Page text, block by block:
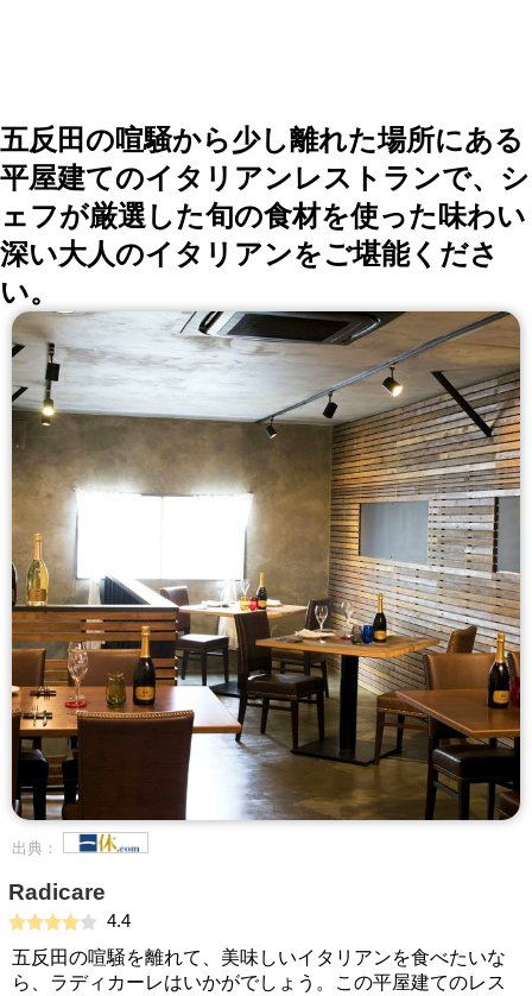
五反田の喧騒から少し離れた場所にある
平屋建てのイタリアンレストランで、シ
ェフが厳選した旬の食材を使った味わい
深い大人のイタリアンをご堪能くださ
い。
出典：
Radicare
4.4
五反田の喧騒を離れて、美味しいイタリアンを食べたいな
ら、ラディカーレはいかがでしょう。この平屋建てのレス